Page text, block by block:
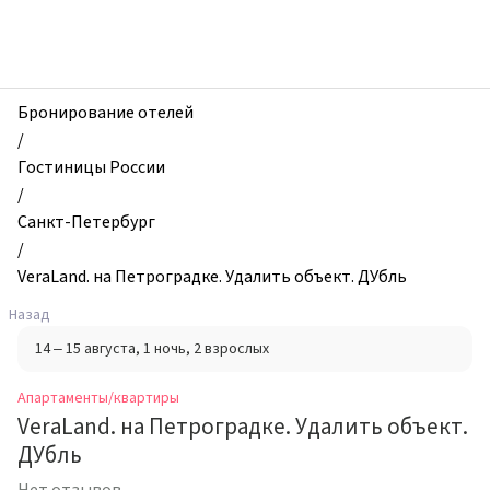
и
квартиры,
VeraLand.
на
Петроградке.
Удалить
объект.
ДУбль,
Санкт-
Петербург,
Россия
Бронирование отелей
/
Гостиницы России
/
Санкт-Петербург
/
VeraLand. на Петроградке. Удалить объект. ДУбль
Назад
14 – 15 августа, 1 ночь, 2 взрослых
Апартаменты/квартиры
VeraLand. на Петроградке. Удалить объект.
ДУбль